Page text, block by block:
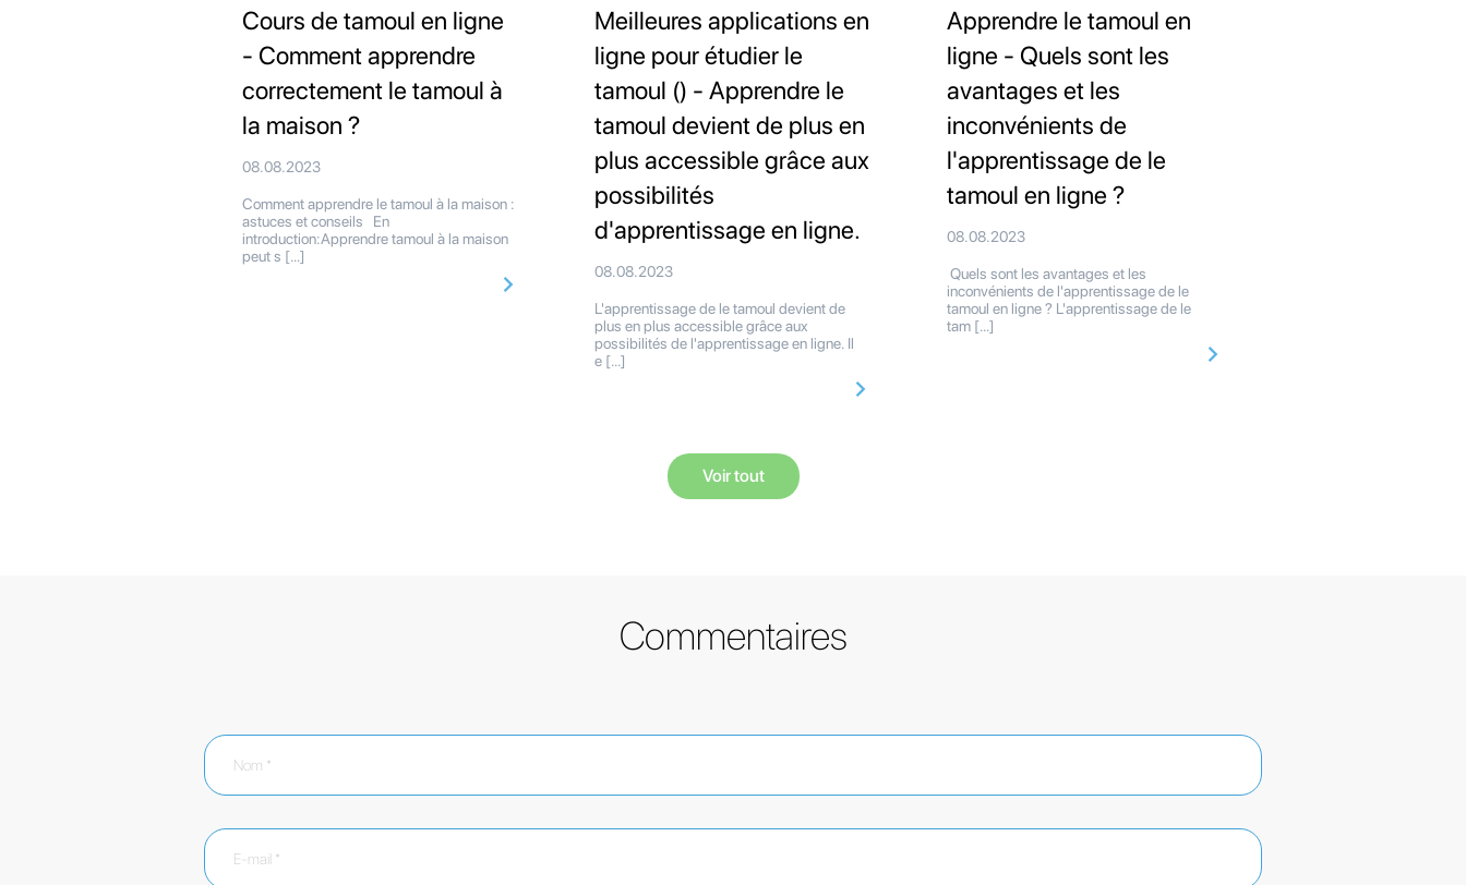
Cours de tamoul en ligne
- Comment apprendre
correctement le tamoul à
la maison ?
08.08.2023
Comment apprendre le tamoul à la maison :
astuces et conseils En
introduction:Apprendre tamoul à la maison
peut s […]
Meilleures applications en
ligne pour étudier le
tamoul () - Apprendre le
tamoul devient de plus en
plus accessible grâce aux
possibilités
d'apprentissage en ligne.
08.08.2023
L'apprentissage de le tamoul devient de
plus en plus accessible grâce aux
possibilités de l'apprentissage en ligne. Il
e […]
Apprendre le tamoul en
ligne - Quels sont les
avantages et les
inconvénients de
l'apprentissage de le
tamoul en ligne ?
08.08.2023
Quels sont les avantages et les
inconvénients de l'apprentissage de le
tamoul en ligne ? L'apprentissage de le
tam […]
Voir tout
Commentaires